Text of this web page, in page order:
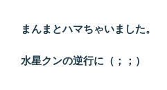
が
の
まんまとハマちゃいました。
水星クンの逆行に（；；）